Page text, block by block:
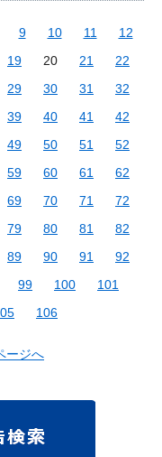
9 10 11
12
19 20 21
22
29 30 31
32
39 40 41
42
49 50 51
52
59 60 61
62
69 70 71
72
79 80 81
82
89 90 91
92
99 100
101
106
ージへ